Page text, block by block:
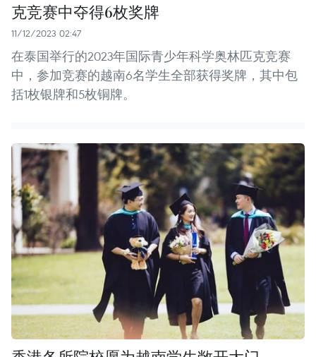
克竞赛中夺得6枚奖牌
11/12/2023 02:47
在泰国举行的2023年国际青少年科学奥林匹克竞赛
中，参加竞赛的越南6名学生全部获得奖牌，其中包
括1枚银牌和5枚铜牌。